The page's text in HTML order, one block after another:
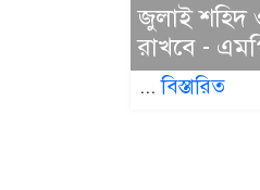
জুলাই শহিদ
রাখবে -
...বিস্তারিত